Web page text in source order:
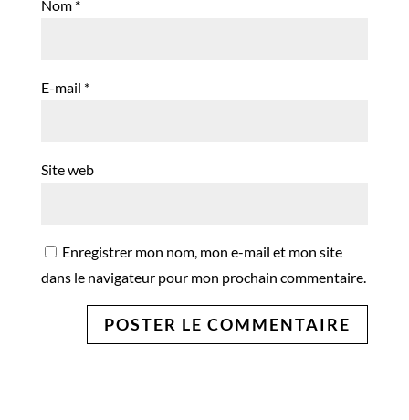
Nom *
E-mail *
Site web
Enregistrer mon nom, mon e-mail et mon site
dans le navigateur pour mon prochain commentaire.